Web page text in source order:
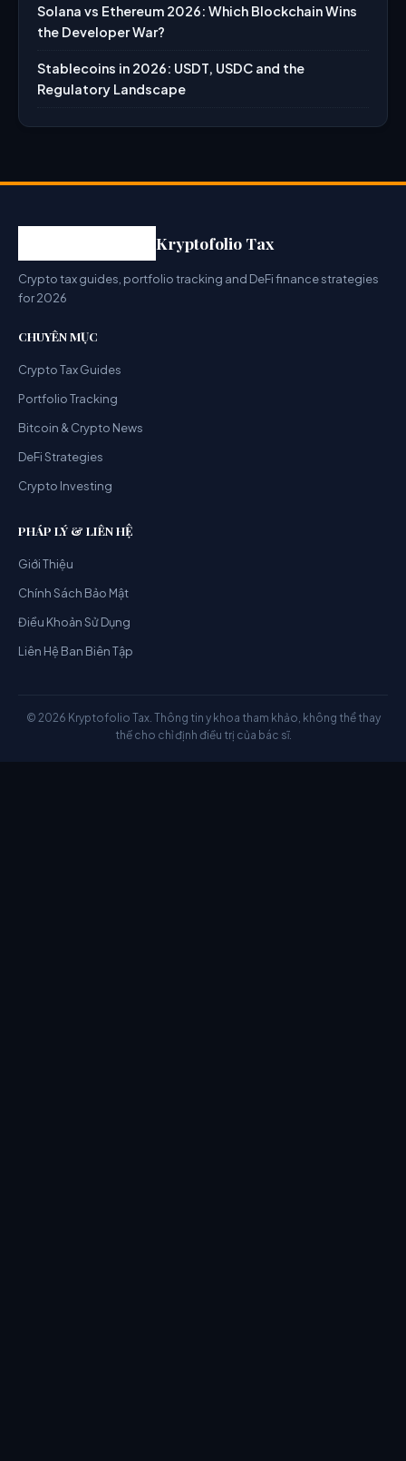
Solana vs Ethereum 2026: Which Blockchain Wins
the Developer War?
Stablecoins in 2026: USDT, USDC and the
Regulatory Landscape
Kryptofolio Tax
Crypto tax guides, portfolio tracking and DeFi finance strategies
for 2026
CHUYÊN MỤC
Crypto Tax Guides
Portfolio Tracking
Bitcoin & Crypto News
DeFi Strategies
Crypto Investing
PHÁP LÝ & LIÊN HỆ
Giới Thiệu
Chính Sách Bảo Mật
Điều Khoản Sử Dụng
Liên Hệ Ban Biên Tập
© 2026 Kryptofolio Tax. Thông tin y khoa tham khảo, không thể thay
thế cho chỉ định điều trị của bác sĩ.